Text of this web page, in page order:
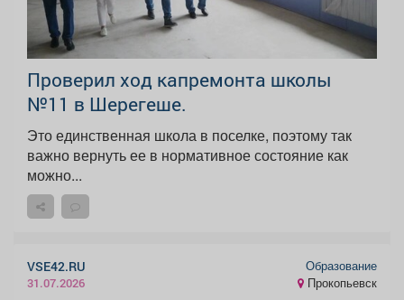
Проверил ход капремонта школы
№11 в Шерегеше.
Это единственная школа в поселке, поэтому так
важно вернуть ее в нормативное состояние как
можно...
VSE42.RU
31.07.2026
Образование
Прокопьевск